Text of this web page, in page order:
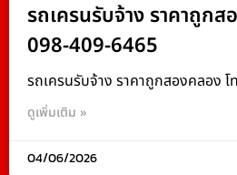
รถเครนรับจ้าง ราคาถูกส
098-409-6465
รถเครนรับจ้าง ราคาถูกสองคลอง โ
ดูเพิ่มเติม »
04/06/2026